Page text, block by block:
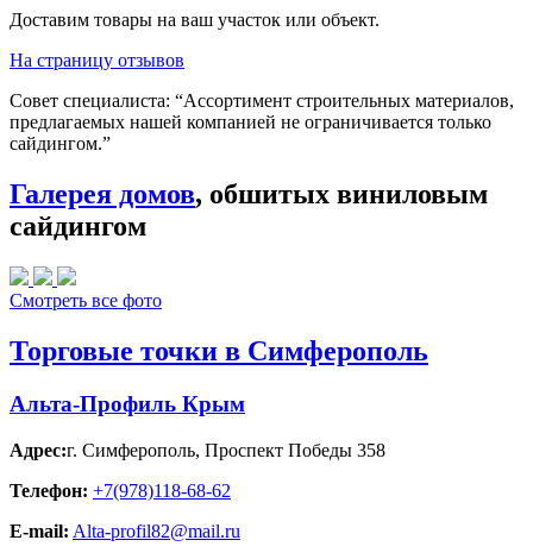
Доставим товары на ваш участок или объект.
На страницу отзывов
Совет специалиста: “Ассортимент строительных материалов,
предлагаемых нашей компанией не ограничивается только
сайдингом.”
Галерея домов, обшитых виниловым
сайдингом
Смотреть все фото
Торговые точки в Симферополь
Альта-Профиль Крым
Адрес:г. Симферополь, Проспект Победы 358
Телефон: +7(978)118-68-62
E-mail: Alta-profil82@mail.ru